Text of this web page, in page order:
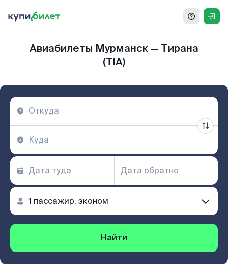
Авиабилеты Мурманск — Тирана
(TIA)
Найти